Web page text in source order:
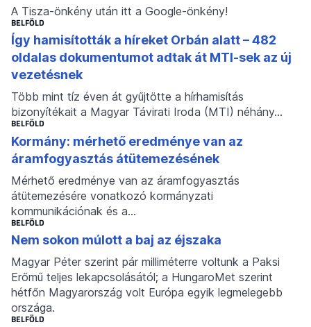
A Tisza-önkény után itt a Google-önkény!
BELFÖLD
Így hamisították a híreket Orbán alatt – 482
oldalas dokumentumot adtak át MTI-sek az új
vezetésnek
Több mint tíz éven át gyűjtötte a hírhamisítás
bizonyítékait a Magyar Távirati Iroda (MTI) néhány…
BELFÖLD
Kormány: mérhető eredménye van az
áramfogyasztás átütemezésének
Mérhető eredménye van az áramfogyasztás
átütemezésére vonatkozó kormányzati
kommunikációnak és a…
BELFÖLD
Nem sokon múlott a baj az éjszaka
Magyar Péter szerint pár milliméterre voltunk a Paksi
Erőmű teljes lekapcsolásától; a HungaroMet szerint
hétfőn Magyarország volt Európa egyik legmelegebb
országa.
BELFÖLD